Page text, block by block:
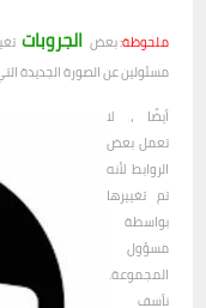
ملحوظة:بعض الجروبات
مسئولين عن الصورة الجديدة
أيضًا ، لا
تعمل بعض
الروابط لأنه
تم تغييرها
بواسطة
مسؤول
المجموعة.
نأسف